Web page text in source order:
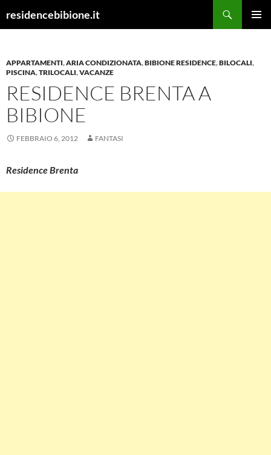
residencebibione.it
APPARTAMENTI,ARIA CONDIZIONATA,BIBIONE RESIDENCE,BILOCALI,
PISCINA,TRILOCALI,VACANZE
RESIDENCE BRENTA A
BIBIONE
FEBBRAIO 6, 2012 FANTASI
Residence Brenta